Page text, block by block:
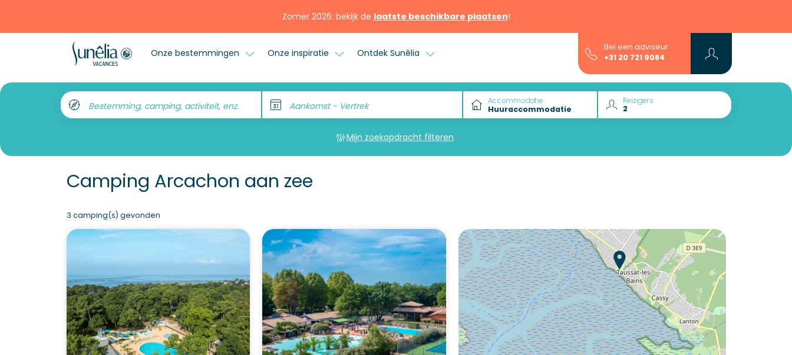
Zomer 2026: bekijk de laatste beschikbare plaatsen!
Onze bestemmingen Onze inspiratie Ontdek Sunêlia
Bel een adviseur
+31 20 721 9084
Bestemming, camping, activiteit, enz. Aankomst - Vertrek Accommodatie Reizigers
Mijn zoekopdracht filteren
Camping Arcachon aan zee
3 camping(s) gevonden
Wil je ontdekken :
Camping Fontaine Vieille ?
Ontdek